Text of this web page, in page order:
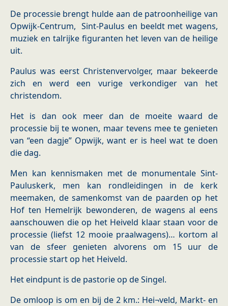
De processie brengt hulde aan de patroonheilige van
Opwijk-Centrum, Sint-Paulus en beeldt met wagens,
muziek en talrijke figuranten het leven van de heilige
uit.
Paulus was eerst Christenvervolger, maar bekeerde
zich en werd een vurige verkondiger van het
christendom.
Het is dan ook meer dan de moeite waard de
processie bij te wonen, maar tevens mee te genieten
van “een dagje” Opwijk, want er is heel wat te doen
die dag.
Men kan kennismaken met de monumentale Sint-
Pauluskerk, men kan rondleidingen in de kerk
meemaken, de samenkomst van de paarden op het
Hof ten Hemelrijk bewonderen, de wagens al eens
aanschouwen die op het Heiveld klaar staan voor de
processie (liefst 12 mooie praalwagens)… kortom al
van de sfeer genieten alvorens om 15 uur de
processie start op het Heiveld.
Het eindpunt is de pastorie op de Singel.
De omloop is om en bij de 2 km.: Hei¬veld, Markt- en